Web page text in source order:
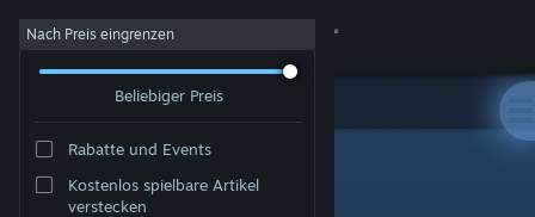
Anmelden
Nach Preis eingrenzen
Beliebiger Preis
Rabatte und Events
Kostenlos spielbare Artikel
verstecken
Entwickler: Owl Path Studios